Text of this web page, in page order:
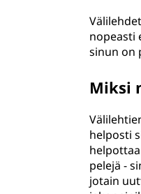
nopeasti
sinun on
Miksi
helposti
pelejä -
jotain